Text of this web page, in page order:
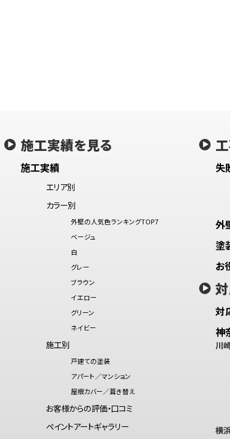
施工実績を見る
施工実績
エリア別
カラー別
外壁の人気色ランキングTOP7
ベージュ
白
グレー
ブラウン
イエロー
グリーン
ネイビー
施工別
戸建ての塗装
アパート／マンション
屋根カバー／葺き替え
お客様からの評価・口コミ
ペイントアートギャラリー
失
外
塗
お
対
神
川
横